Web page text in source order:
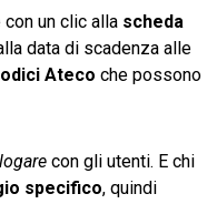
un clic alla scheda
data di scadenza alle
Ateco che possono
con gli utenti. E chi
specifico, quindi